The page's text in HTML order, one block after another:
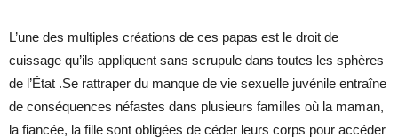
L’une des multiples créations de ces papas est le droit de
cuissage qu’ils appliquent sans scrupule dans toutes les sphères
de l’État .Se rattraper du manque de vie sexuelle juvénile entraîne
de conséquences néfastes dans plusieurs familles où la maman,
la fiancée, la fille sont obligées de céder leurs corps pour accéder